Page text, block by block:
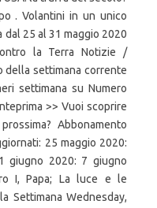
. Volantini in un unico
25 al 31 maggio 2020
la Terra Notizie /
della settimana corrente
settimana su Numero
>> Vuoi scoprire
Abbonamento
25 maggio 2020:
giugno 2020: 7 giugno
I, Papa; La luce e le
Settimana Wednesday,